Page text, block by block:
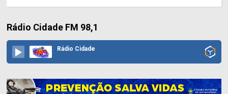
Rádio Cidade FM 98,1
Rádio Cidade